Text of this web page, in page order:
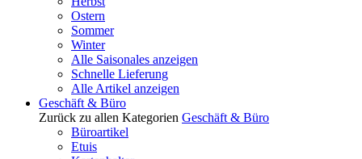
Ostern
Sommer
Winter
Alle Saisonales anzeigen
Schnelle Lieferung
Alle Artikel anzeigen
Geschäft & Büro
Zurück zu allen Kategorien Geschäft & Büro
Büroartikel
Etuis